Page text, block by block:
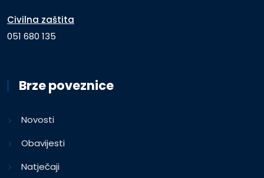
Civilna zaštita
051 680 135
Brze poveznice
Novosti
Obavijesti
Natječaji